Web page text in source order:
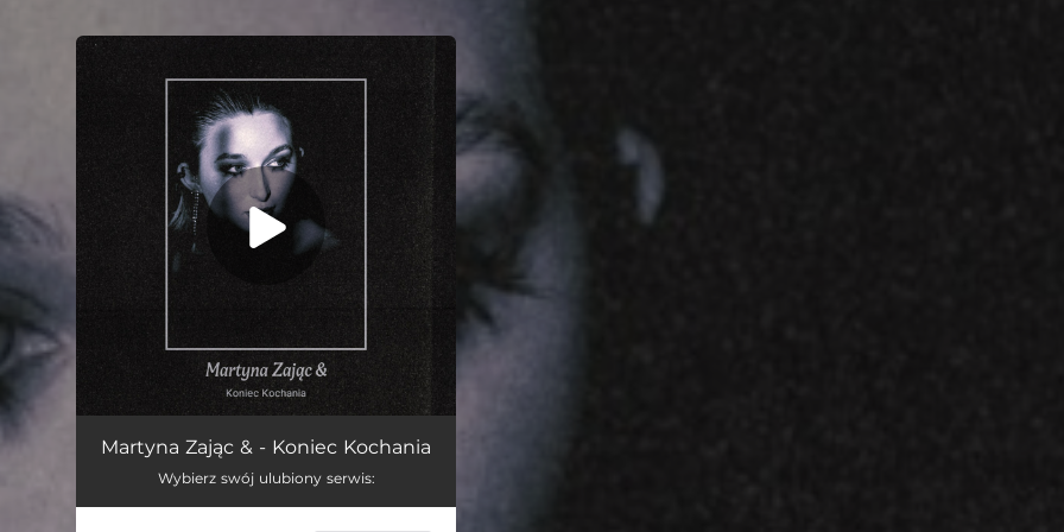
You're all set!
Koniec Kochania 03:27
Martyna Zając & - Koniec Kochania
Wybierz swój ulubiony serwis: